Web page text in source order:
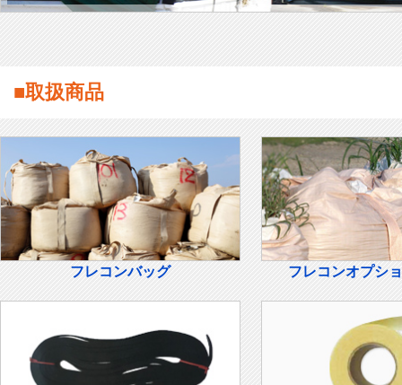
■取扱商品
フレコンバッグ フレコンオプシ